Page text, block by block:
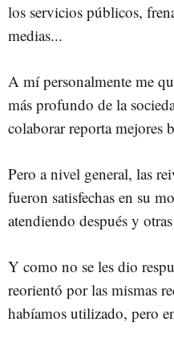
los servicios públicos,
medias...
A mí personalmente me
más profundo de la
colaborar reporta mejores
Pero a nivel general, las
fueron satisfechas en su
atendiendo después y
Y como no se les dio
reorientó por las mismas
habíamos utilizado, pero